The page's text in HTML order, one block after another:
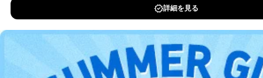
す。ただし、以下①～④のいずれかに該当する場合は、
①利用目的を本人に通知し、又は公表することによって
本人又は第三者の生命、身体、財産その他の権利利益を
DOWNLOAD FOR IOS
DOWNLOAD FOR ANDROID